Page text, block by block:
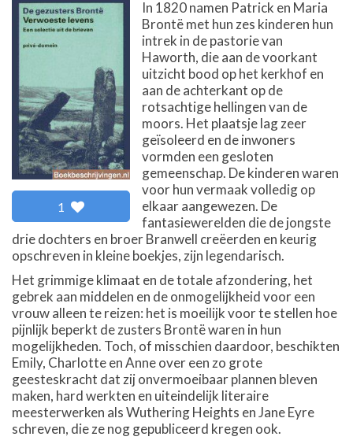
1
In 1820 namen Patrick en Maria
Brontë met hun zes kinderen hun
intrek in de pastorie van
Haworth, die aan de voorkant
uitzicht bood op het kerkhof en
aan de achterkant op de
rotsachtige hellingen van de
moors. Het plaatsje lag zeer
geïsoleerd en de inwoners
vormden een gesloten
gemeenschap. De kinderen waren
voor hun vermaak volledig op
elkaar aangewezen. De
fantasiewerelden die de jongste
drie dochters en broer Branwell creëerden en keurig
opschreven in kleine boekjes, zijn legendarisch.
Het grimmige klimaat en de totale afzondering, het
gebrek aan middelen en de onmogelijkheid voor een
vrouw alleen te reizen: het is moeilijk voor te stellen hoe
pijnlijk beperkt de zusters Brontë waren in hun
mogelijkheden. Toch, of misschien daardoor, beschikten
Emily, Charlotte en Anne over een zo grote
geesteskracht dat zij onvermoeibaar plannen bleven
maken, hard werkten en uiteindelijk literaire
meesterwerken als Wuthering Heights en Jane Eyre
schreven, die ze nog gepubliceerd kregen ook.